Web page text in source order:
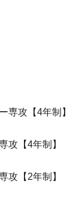
専攻【4年制】
攻【4年制】
攻【2年制】